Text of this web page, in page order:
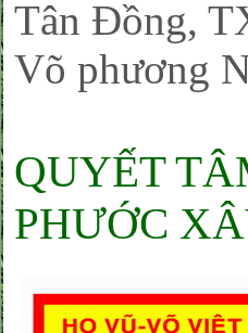
Tân Đồng,
Võ phương
QUYẾT
PHƯỚC